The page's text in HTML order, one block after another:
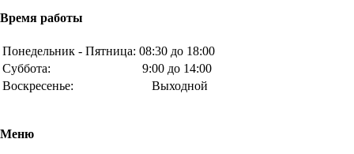
Время работы
Понедельник - Пятница: 08:30 до 18:00
Суббота:
9:00 до 14:00
Воскресенье:
Выходной
Меню